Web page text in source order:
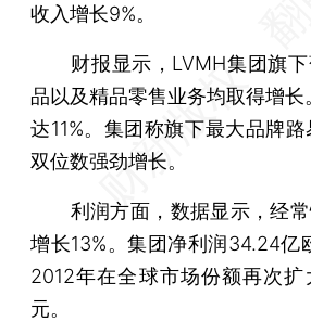
收入增长9%。
财报显示，LVMH集团旗下
品以及精品零售业务均取得增
达11%。集团称旗下最大品牌
双位数强劲增长。
利润方面，数据显示，经常
增长13%。集团净利润34.24亿
2012年在全球市场份额再次
元。